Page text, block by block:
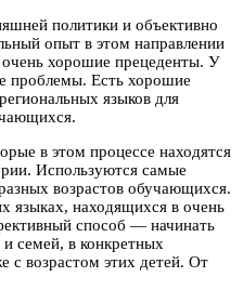
политики и объективно
опыт в этом направлении
хорошие прецеденты. У
проблемы. Есть хорошие
языков для
в этом процессе находятся
Используются самые
возрастов обучающихся.
языках, находящихся в очень
способ — начинать
семей, в конкретных
с возрастом этих детей. От